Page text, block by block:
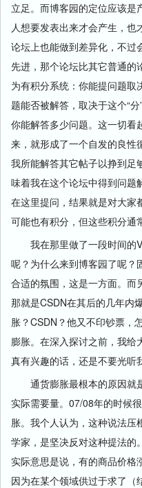
立足。而博客园的定位应该是
人想要发表出来才会产生，
论坛上也能做到差异化，不过
先进，那个论坛比其它普通的
为有积分系统：你能提问题取
题能否被解答，取决于这个“
你能解答多少问题。这一切看
来，就形成了一个自发的良性
我所能解答其它帖子以挣到足
味着我在这个论坛中得到问题
在这里提问，结果就是对大家
可能也有积分，但这些积分通
我在那里做了一段时间的
呢？为什么来到博客园了呢？
合适的氛围，这是一方面。而
那就是CSDN在其后的几年内
胀？CSDN？他又不印钞票，
膨胀。在深入探讨之前，我给
真有兴趣的话，还是不要光听
通货膨胀最根本的原因就
实际需要量。07/08年的时候
胀。我个人认为，这种说法
学家，是坚决反对这种提法的
实际意思是说，有的商品价格
因为在某个领域供过于求了